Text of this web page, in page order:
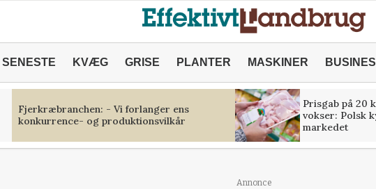
SENESTE KVÆG GRISE PLANTER MASKINER
Fjerkræbranchen: - Vi forlanger ens
konkurrence- og produktionsvilkår
Prisgab på 20
vokser: Polsk
markedet
Annonce